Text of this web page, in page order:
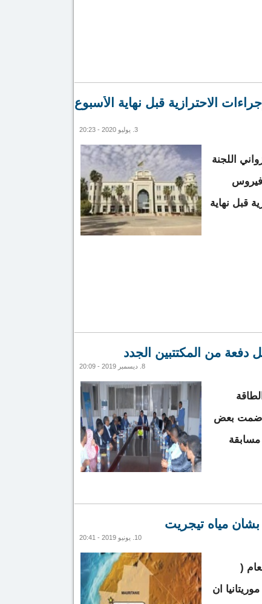
الاحترازية قبل نهاية الأسبوع
3. يوليو 2020 - 20:23
اللجنة
فيروس
قبل نهاية
دفعة من المكتتبين الجدد
8. ديسمبر 2019 - 20:09
ضمت بعض
مسابقة
بشأن مياه تيجريت
10. يونيو 2019 - 20:41
(
ان